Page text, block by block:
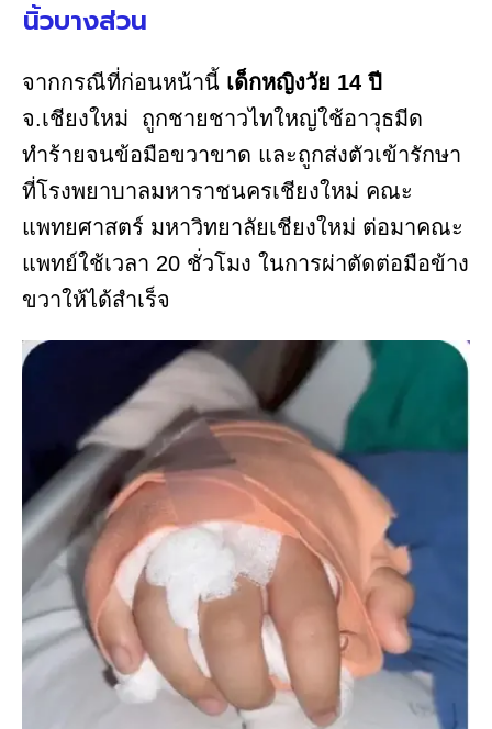
นิ้วบางส่วน
จากกรณีที่ก่อนหน้านี้ เด็กหญิงวัย 14 ปี
จ.เชียงใหม่ ถูกชายชาวไทใหญ่ใช้อาวุธมีด
ทำร้ายจนข้อมือขวาขาด และถูกส่งตัวเข้ารักษา
ที่โรงพยาบาลมหาราชนครเชียงใหม่ คณะ
แพทยศาสตร์ มหาวิทยาลัยเชียงใหม่ ต่อมาคณะ
แพทย์ใช้เวลา 20 ชั่วโมง ในการผ่าตัดต่อมือข้าง
ขวาให้ได้สำเร็จ